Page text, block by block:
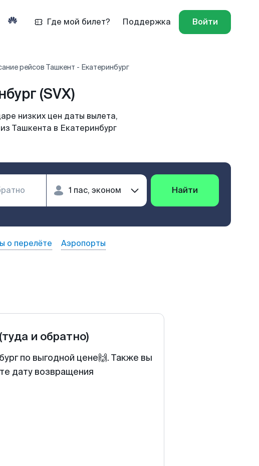
Где мой билет? Поддержка Войти
рейсов Ташкент - Екатеринбург
(SVX)
низких цен даты вылета,
Ташкента в Екатеринбург
Найти
о перелёте Аэропорты
(туда и обратно)
по выгодной цене🙌. Также вы
дату возвращения